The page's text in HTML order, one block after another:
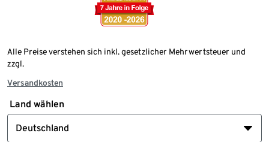
Alle Preise verstehen sich inkl. gesetzlicher Mehrwertsteuer und
zzgl.
Versandkosten
Land wählen
Deutschland